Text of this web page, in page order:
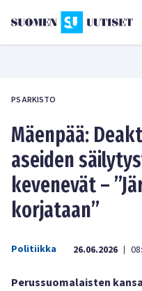
PS ARKISTO
Mäenpää:
aseiden
kevenevät –
korjataan”
Politiikka 26.06.2026 |
Perussuomalaisten